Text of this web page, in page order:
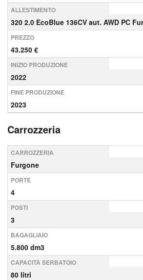
ALLESTIMENTO
320 2.0 EcoBlue 136CV aut. AWD PC
PREZZO
43.250 €
INIZIO PRODUZIONE
2022
FINE PRODUZIONE
2023
Carrozzeria
CARROZZERIA
Furgone
PORTE
4
POSTI
3
BAGAGLIAIO
5.800 dm3
CAPACITÀ SERBATOIO
80 litri